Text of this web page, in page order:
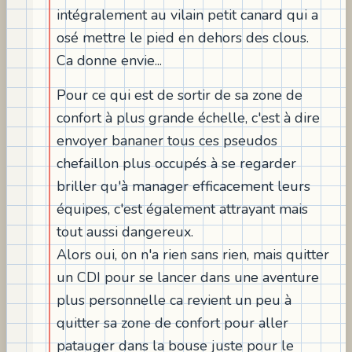
intégralement au vilain petit canard qui a
osé mettre le pied en dehors des clous.
Ca donne envie...
Pour ce qui est de sortir de sa zone de
confort à plus grande échelle, c'est à dire
envoyer bananer tous ces pseudos
chefaillon plus occupés à se regarder
briller qu'à manager efficacement leurs
équipes, c'est également attrayant mais
tout aussi dangereux.
Alors oui, on n'a rien sans rien, mais quitter
un CDI pour se lancer dans une aventure
plus personnelle ca revient un peu à
quitter sa zone de confort pour aller
patauger dans la bouse juste pour le